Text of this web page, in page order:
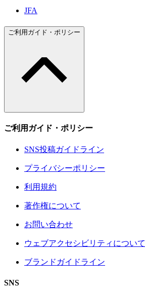
JFA
ご利用ガイド・ポリシー
ご利用ガイド・ポリシー
SNS投稿ガイドライン
プライバシーポリシー
利用規約
著作権について
お問い合わせ
ウェブアクセシビリティについて
ブランドガイドライン
SNS